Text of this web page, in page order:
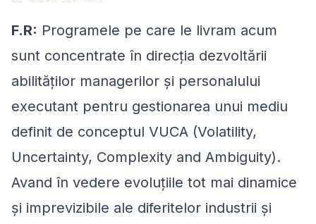
F.R: Programele pe care le livram acum
sunt concentrate în direcția dezvoltării
abilităților managerilor şi personalului
executant pentru gestionarea unui mediu
definit de conceptul VUCA (Volatility,
Uncertainty, Complexity and Ambiguity).
Avand în vedere evoluțiile tot mai dinamice
și imprevizibile ale diferitelor industrii şi